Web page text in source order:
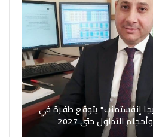
إنفستمنت" يتوقع طفرة في
التداول حتى 2027